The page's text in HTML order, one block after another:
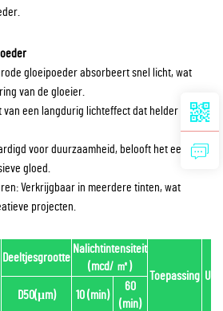
rode gloeipoeder absorbeert snel licht, wat
van de gloeier.
van een langdurig lichteffect dat helder blijft
voor duurzaamheid, belooft het een
gloed.
Verkrijgbaar in meerdere tinten, wat
projecten.
Deeltjesgrootte
Nalichtintensiteit
(mcd/ ㎡)
Toepassing
D50(μm)
10 (min)
60
(min)